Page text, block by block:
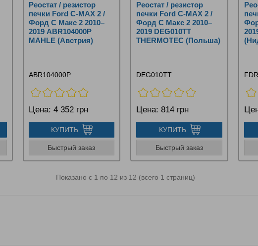
Реостат / резистор
печки Ford C‑MAX 2 /
Форд С Макс 2 2010–
2019 ABR104000P
MAHLE (Австрия)
ABR104000P
Цена: 4 352 грн
КУПИТЬ
Быстрый заказ
Реостат / резистор
печки Ford C‑MAX 2 /
Форд С Макс 2 2010–
2019 DEG010TT
THERMOTEC (Польша)
DEG010TT
Цена: 814 грн
КУПИТЬ
Быстрый заказ
Показано с 1 по 12 из 12 (всего 1 страниц)